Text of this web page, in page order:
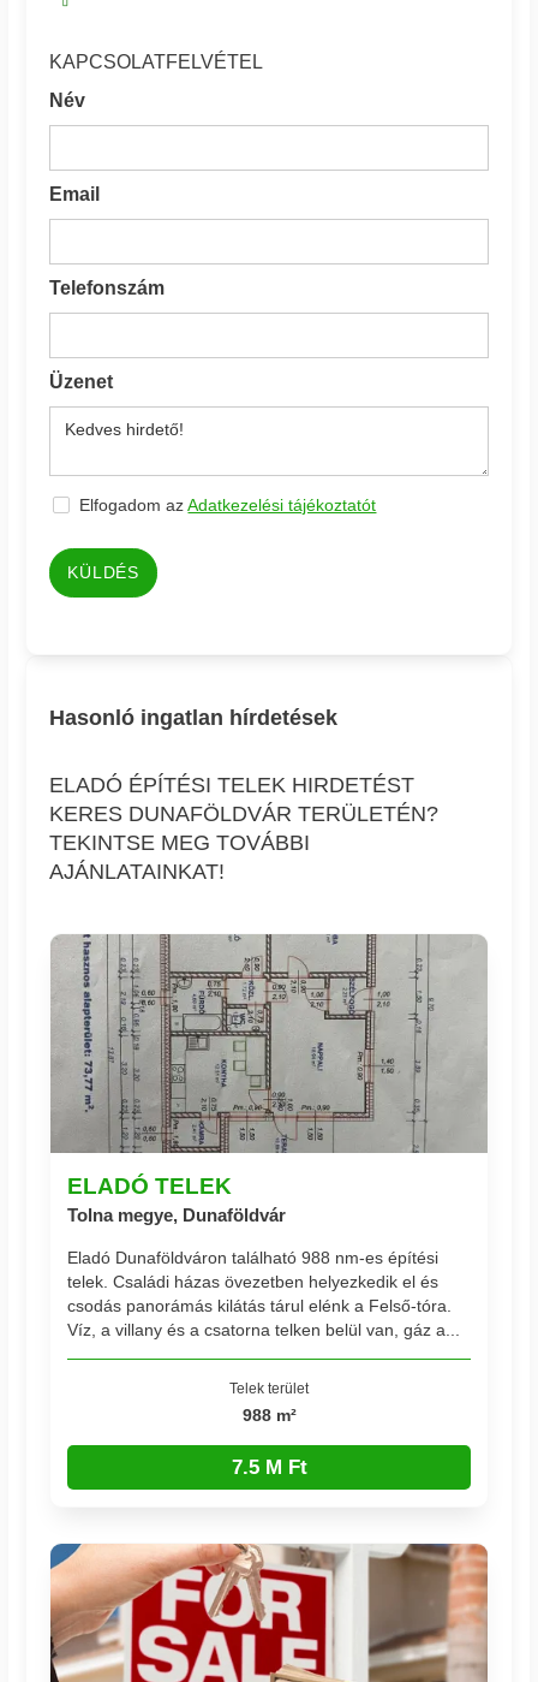
KAPCSOLATFELVÉTEL
Név
Email
Telefonszám
Üzenet
Elfogadom azAdatkezelési tájékoztatót
KÜLDÉS
Hasonló ingatlan hírdetések
ELADÓ ÉPÍTÉSI TELEK HIRDETÉST
KERES DUNAFÖLDVÁR TERÜLETÉN?
TEKINTSE MEG TOVÁBBI
AJÁNLATAINKAT!
ELADÓ TELEK
Tolna megye, Dunaföldvár
Eladó Dunaföldváron található 988 nm-es építési
telek. Családi házas övezetben helyezkedik el és
csodás panorámás kilátás tárul elénk a Felső-tóra.
Víz, a villany és a csatorna telken belül van, gáz a...
Telek terület
988 m²
7.5 M Ft